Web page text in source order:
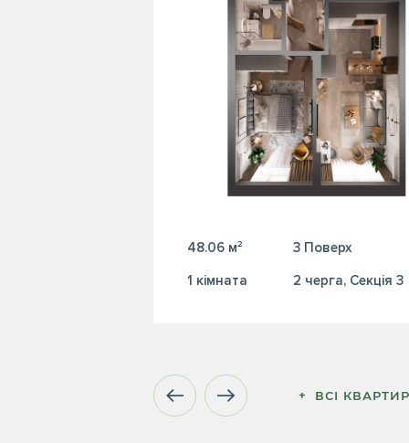
48.06 м² 3 Поверх
1 кiмната 2 черга, Секція 3
+  ВСІ